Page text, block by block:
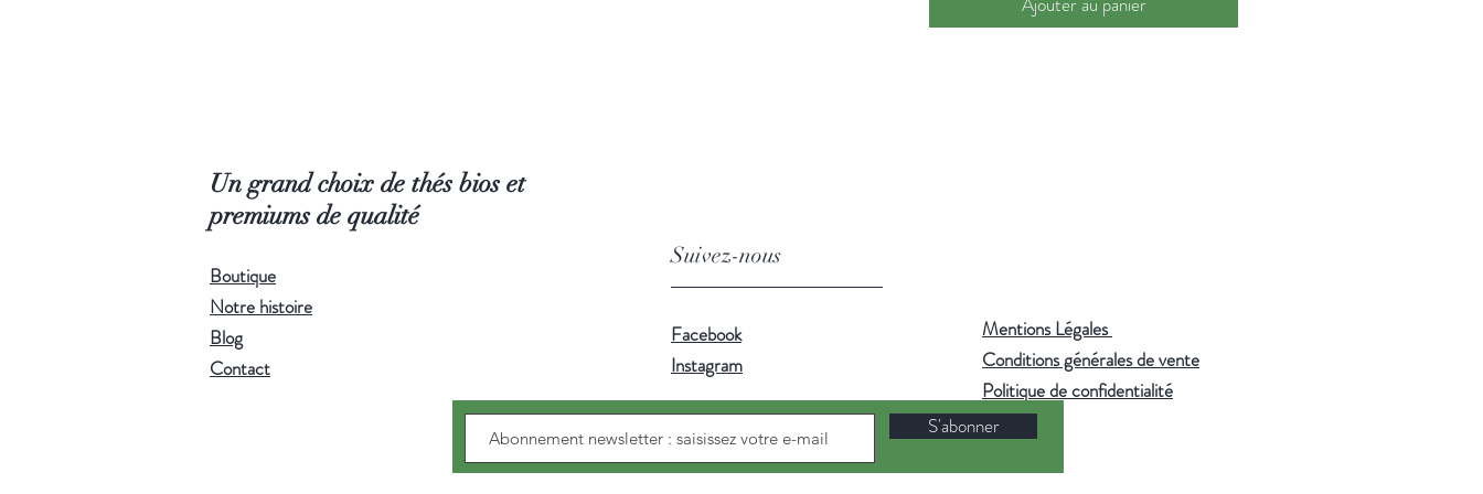
Utilisez de l'eau filtrée ou de source pour
Un grand choix de thés bios et
premiums de qualité
Boutique
Notre histoire
Blog
Contact
Mentions Légales
Conditions générales de vente
Politique de confidentialité
S'abonner
Suivez-nous
Facebook
Instagram